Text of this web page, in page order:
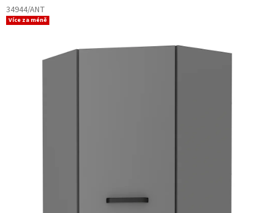
34944/ANT
Více za méně